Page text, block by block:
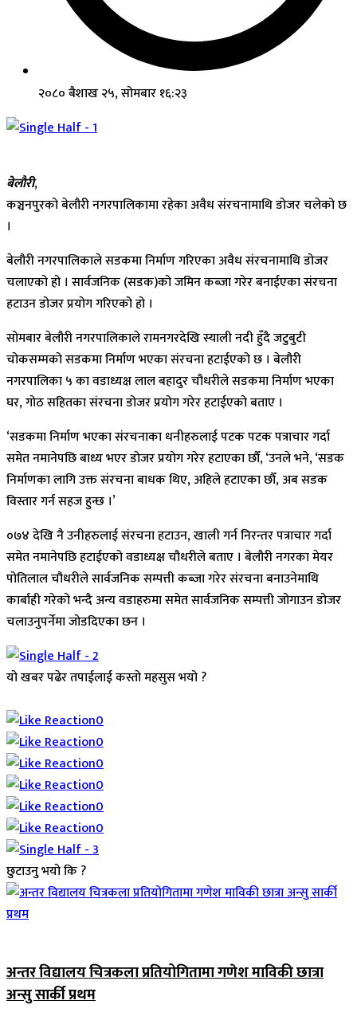
२०८० बैशाख २५, सोमबार १६:२३
बेलाैरी,
कञ्चनपुरको बेलौरी नगरपालिकामा रहेका अवैध संरचनामाथि डोजर चलेको छ
।
बेलौरी नगरपालिकाले सडकमा निर्माण गरिएका अवैध संरचनामाथि डोजर
चलाएको हो । सार्वजनिक (सडक)को जमिन कब्जा गरेर बनाईएका संरचना
हटाउन डोजर प्रयोग गरिएको हो ।
सोमबार बेलौरी नगरपालिकाले रामनगरदेखि स्याली नदी हुँदै जटुबुटी
चोकसम्मको सडकमा निर्माण भएका संरचना हटाईएको छ । बेलौरी
नगरपालिका ५ का वडाध्यक्ष लाल बहादुर चौधरीले सडकमा निर्माण भएका
घर, गोठ सहितका संरचना डोजर प्रयोग गरेर हटाईएको बताए ।
‘सडकमा निर्माण भएका संरचनाका धनीहरुलाई पटक पटक पत्राचार गर्दा
समेत नमानेपछि बाध्य भएर डोजर प्रयोग गरेर हटाएका छौँ, ‘उनले भने, ‘सडक
निर्माणका लागि उक्त संरचना बाधक थिए, अहिले हटाएका छौँ, अब सडक
विस्तार गर्न सहज हुन्छ ।’
०७४ देखि नै उनीहरुलाई संरचना हटाउन, खाली गर्न निरन्तर पत्राचार गर्दा
समेत नमानेपछि हटाईएको वडाध्यक्ष चौधरीले बताए । बेलौरी नगरका मेयर
पोतिलाल चौधरीले सार्वजनिक सम्पत्ती कब्जा गरेर संरचना बनाउनेमाथि
कार्बाही गरेको भन्दै अन्य वडाहरुमा समेत सार्वजनिक सम्पत्ती जोगाउन डोजर
चलाउनुपर्नेमा जोडदिएका छन ।
यो खबर पढेर तपाईलाई कस्तो महसुस भयो ?
0
0
0
0
0
0
छुटाउनु भयो कि ?
अन्तर विद्यालय चित्रकला प्रतियोगितामा गणेश माविकी छात्रा
अन्सु सार्की प्रथम